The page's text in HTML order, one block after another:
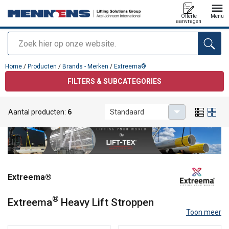
Zoeken
Offerte
aanvragen
Menu
toegevoegd aan uw offerte
Home / Producten / Brands - Merken / Extreema®
FILTERS & SUBCATEGORIES
Extreema®
Extreema® Heavy Lift Stroppen
Toon meer
Aantal producten: 6 Standaard